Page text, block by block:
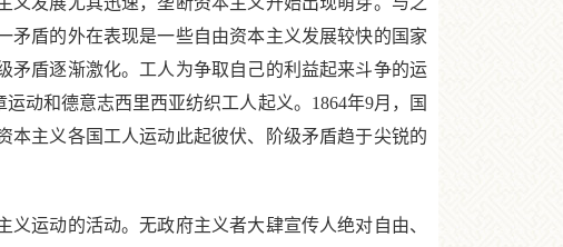
盾的外在表现是一些自由资本主义发展较快的国家
矛盾逐渐激化。工人为争取自己的利益起来斗争的运
动和德意志西里西亚纺织工人起义。1864年9月，国
本主义各国工人运动此起彼伏、阶级矛盾趋于尖锐的
运动的活动。无政府主义者大肆宣传人绝对自由、